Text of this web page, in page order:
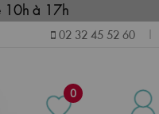
10h à 17h
02 32 45 52 60
0